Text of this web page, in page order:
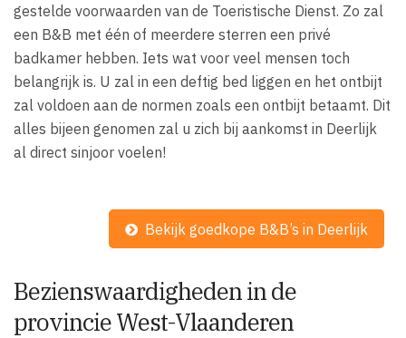
gestelde voorwaarden van de Toeristische Dienst. Zo zal
een B&B met één of meerdere sterren een privé
badkamer hebben. Iets wat voor veel mensen toch
belangrijk is. U zal in een deftig bed liggen en het ontbijt
zal voldoen aan de normen zoals een ontbijt betaamt. Dit
alles bijeen genomen zal u zich bij aankomst in Deerlijk
al direct sinjoor voelen!
Bekijk goedkope B&B’s in Deerlijk
Bezienswaardigheden in de
provincie West-Vlaanderen